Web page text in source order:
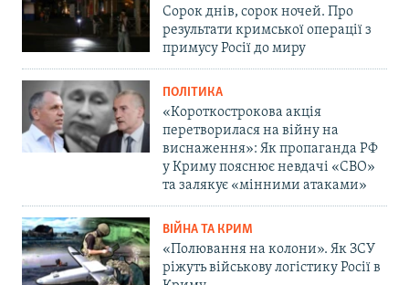
Сорок днів, сорок ночей. Про
результати кримської операції з
примусу Росії до миру
ПОЛІТИКА
«Короткострокова акція
перетворилася на війну на
виснаження»: Як пропаганда РФ
у Криму пояснює невдачі «СВО»
та залякує «мінними атаками»
ВІЙНА ТА КРИМ
«Полювання на колони». Як ЗСУ
ріжуть військову логістику Росії в